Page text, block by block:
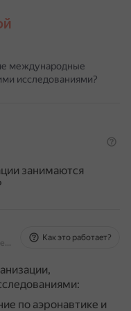
международные
исследованиями?
занимаются
На основе источников, возможны неточности
Как это работает?
по аэронавтике и